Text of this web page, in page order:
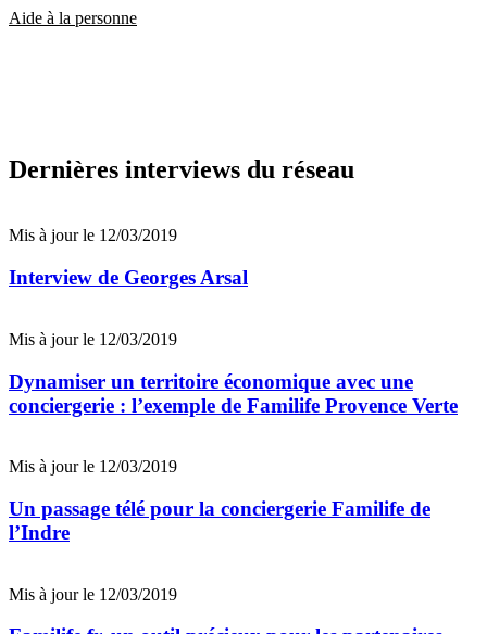
Aide à la personne
Dernières interviews du réseau
Mis à jour le 12/03/2019
Interview de Georges Arsal
Mis à jour le 12/03/2019
Dynamiser un territoire économique avec une
conciergerie : l’exemple de Familife Provence Verte
Mis à jour le 12/03/2019
Un passage télé pour la conciergerie Familife de
l’Indre
Mis à jour le 12/03/2019